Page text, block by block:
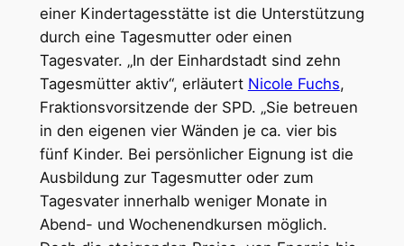
einer Kindertagesstätte ist die Unterstützung
durch eine Tagesmutter oder einen
Tagesvater. „In der Einhardstadt sind zehn
Tagesmütter aktiv“, erläutert Nicole Fuchs,
Fraktionsvorsitzende der SPD. „Sie betreuen
in den eigenen vier Wänden je ca. vier bis
fünf Kinder. Bei persönlicher Eignung ist die
Ausbildung zur Tagesmutter oder zum
Tagesvater innerhalb weniger Monate in
Abend- und Wochenendkursen möglich.